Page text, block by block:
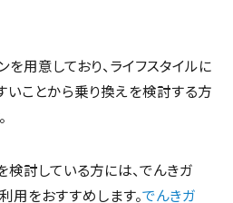
用意しており、ライフスタイルに
ことから乗り換えを検討する方
討している方には、でんきガ
用をおすすめします。でんきガ